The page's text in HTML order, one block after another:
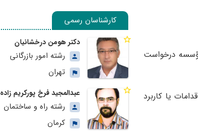
درخواست
یا کاربرد
کارشناسان رسمی
دکتر هومن درخشانیان
رشته امور بازرگانی
تهران
عبدالمجید فرخ پورکریم زاده
رشته راه و ساختمان
کرمان